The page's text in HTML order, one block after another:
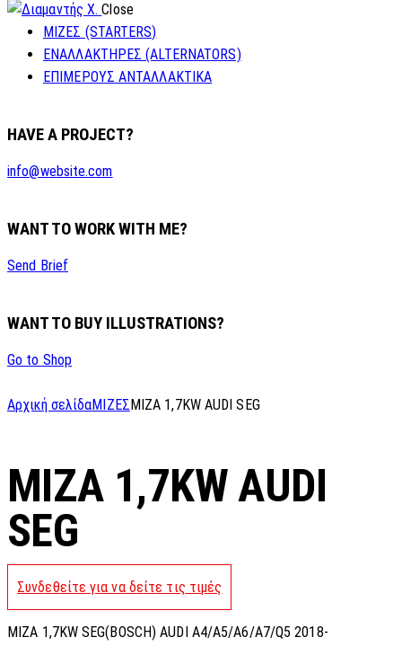
Close
ΜΙΖΕΣ (STARTERS)
ΕΝΑΛΛΑΚΤΗΡΕΣ (ALTERNATORS)
ΕΠΙΜΕΡΟΥΣ ΑΝΤΑΛΛΑΚΤΙΚΑ
HAVE A PROJECT?
info@website.com
WANT TO WORK WITH ME?
Send Brief
WANT TO BUY ILLUSTRATIONS?
Go to Shop
Αρχική σελίδαΜΙΖΕΣ MIZA 1,7KW AUDI SEG
MIZA 1,7KW AUDI
SEG
Συνδεθείτε για να δείτε τις τιμές
MIZA 1,7KW SEG(BOSCH) AUDI A4/A5/A6/A7/Q5 2018-